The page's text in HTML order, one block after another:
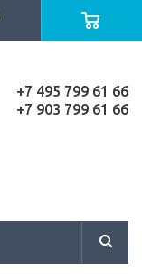
+7 495 799 61 66
+7 903 799 61 66